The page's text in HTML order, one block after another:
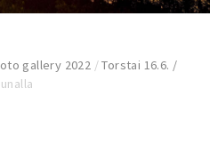
gallery 2022 /Torstai 16.6. /